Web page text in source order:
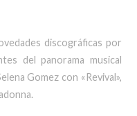
discográficas por
del panorama musical
Gomez con «Revival»,